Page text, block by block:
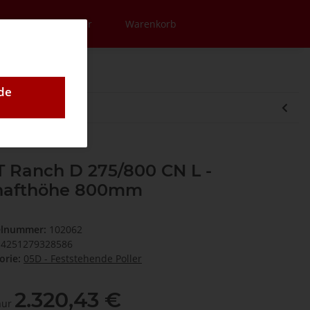
Newsletter Warenkorb
Ranch D 275/800 CN L -
800mm
102062
4251279328586
05D - Feststehende Poller
2.320,43 €